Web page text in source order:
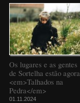
Os lugares e as gentes
de Sortelha estão agora
<em>Talhados na
Pedra</em>
01.11.2024